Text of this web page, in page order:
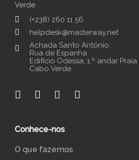
(+238) 260 11 56
helpdesk@masterway.net
Achada Santo António
Rua de Espanha
Edifício Odessa, 1.º andar Praia
Cabo Verde
Conhece-nos
O que fazemos